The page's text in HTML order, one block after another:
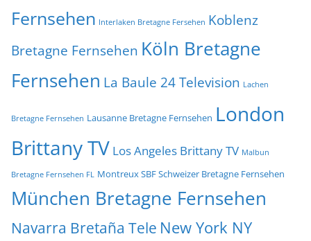
Fernsehen Interlaken Bretagne Fersehen Koblenz
Bretagne Fernsehen Köln Bretagne
Fernsehen La Baule 24 Television Lachen
Bretagne Fernsehen Lausanne Bretagne Fernsehen London
Brittany TV Los Angeles Brittany TV Malbun
Bretagne Fernsehen FL Montreux SBF Schweizer Bretagne Fernsehen
München Bretagne Fernsehen
Navarra Bretaña Tele New York NY